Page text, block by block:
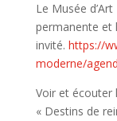
Le Musée
permanente et
invité. https://
moderne/
Voir et écouter
« Destins de